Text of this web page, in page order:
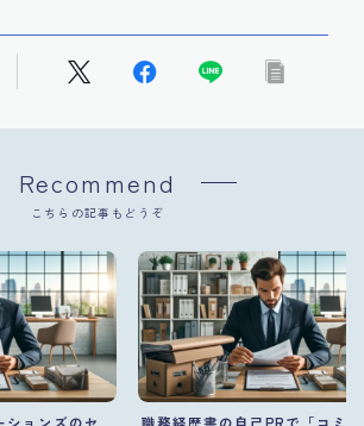
Recommend
こちらの記事もどうぞ
ョンズのセ 職務経歴書の自己PRで「コミ